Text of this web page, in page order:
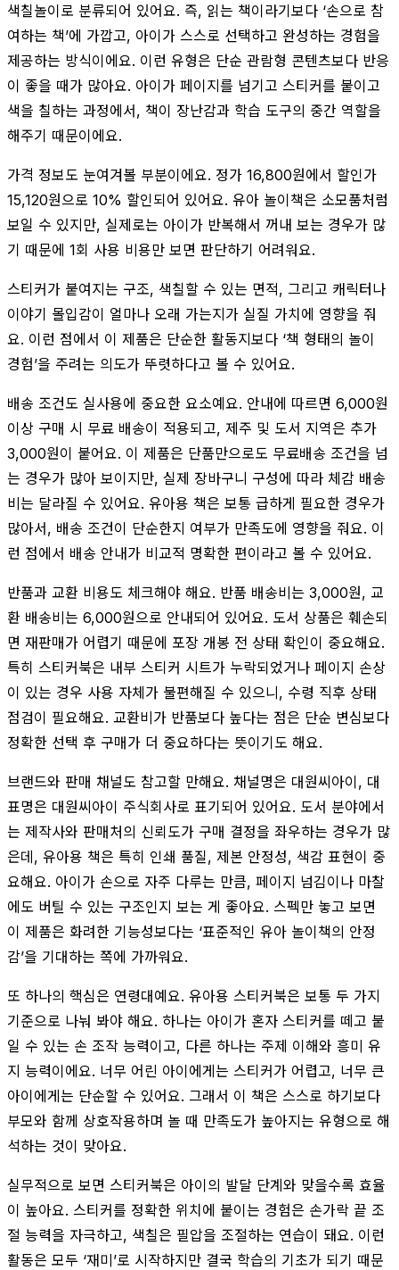
색칠놀이로 분류되어 있어요. 즉, 읽는 책이라기보다 ‘손으로 참
여하는 책’에 가깝고, 아이가 스스로 선택하고 완성하는 경험을
제공하는 방식이에요. 이런 유형은 단순 관람형 콘텐츠보다 반응
이 좋을 때가 많아요. 아이가 페이지를 넘기고 스티커를 붙이고
색을 칠하는 과정에서, 책이 장난감과 학습 도구의 중간 역할을
해주기 때문이에요.
가격 정보도 눈여겨볼 부분이에요. 정가 16,800원에서 할인가
15,120원으로 10% 할인되어 있어요. 유아 놀이책은 소모품처럼
보일 수 있지만, 실제로는 아이가 반복해서 꺼내 보는 경우가 많
기 때문에 1회 사용 비용만 보면 판단하기 어려워요.
스티커가 붙여지는 구조, 색칠할 수 있는 면적, 그리고 캐릭터나
이야기 몰입감이 얼마나 오래 가는지가 실질 가치에 영향을 줘
요. 이런 점에서 이 제품은 단순한 활동지보다 ‘책 형태의 놀이
경험’을 주려는 의도가 뚜렷하다고 볼 수 있어요.
배송 조건도 실사용에 중요한 요소예요. 안내에 따르면 6,000원
이상 구매 시 무료 배송이 적용되고, 제주 및 도서 지역은 추가
3,000원이 붙어요. 이 제품은 단품만으로도 무료배송 조건을 넘
는 경우가 많아 보이지만, 실제 장바구니 구성에 따라 체감 배송
비는 달라질 수 있어요. 유아용 책은 보통 급하게 필요한 경우가
많아서, 배송 조건이 단순한지 여부가 만족도에 영향을 줘요. 이
런 점에서 배송 안내가 비교적 명확한 편이라고 볼 수 있어요.
반품과 교환 비용도 체크해야 해요. 반품 배송비는 3,000원, 교
환 배송비는 6,000원으로 안내되어 있어요. 도서 상품은 훼손되
면 재판매가 어렵기 때문에 포장 개봉 전 상태 확인이 중요해요.
특히 스티커북은 내부 스티커 시트가 누락되었거나 페이지 손상
이 있는 경우 사용 자체가 불편해질 수 있으니, 수령 직후 상태
점검이 필요해요. 교환비가 반품보다 높다는 점은 단순 변심보다
정확한 선택 후 구매가 더 중요하다는 뜻이기도 해요.
브랜드와 판매 채널도 참고할 만해요. 채널명은 대원씨아이, 대
표명은 대원씨아이 주식회사로 표기되어 있어요. 도서 분야에서
는 제작사와 판매처의 신뢰도가 구매 결정을 좌우하는 경우가 많
은데, 유아용 책은 특히 인쇄 품질, 제본 안정성, 색감 표현이 중
요해요. 아이가 손으로 자주 다루는 만큼, 페이지 넘김이나 마찰
에도 버틸 수 있는 구조인지 보는 게 좋아요. 스펙만 놓고 보면
이 제품은 화려한 기능성보다는 ‘표준적인 유아 놀이책의 안정
감’을 기대하는 쪽에 가까워요.
또 하나의 핵심은 연령대예요. 유아용 스티커북은 보통 두 가지
기준으로 나눠 봐야 해요. 하나는 아이가 혼자 스티커를 떼고 붙
일 수 있는 손 조작 능력이고, 다른 하나는 주제 이해와 흥미 유
지 능력이에요. 너무 어린 아이에게는 스티커가 어렵고, 너무 큰
아이에게는 단순할 수 있어요. 그래서 이 책은 스스로 하기보다
부모와 함께 상호작용하며 놀 때 만족도가 높아지는 유형으로 해
석하는 것이 맞아요.
실무적으로 보면 스티커북은 아이의 발달 단계와 맞을수록 효율
이 높아요. 스티커를 정확한 위치에 붙이는 경험은 손가락 끝 조
절 능력을 자극하고, 색칠은 필압을 조절하는 연습이 돼요. 이런
활동은 모두 ‘재미’로 시작하지만 결국 학습의 기초가 되기 때문